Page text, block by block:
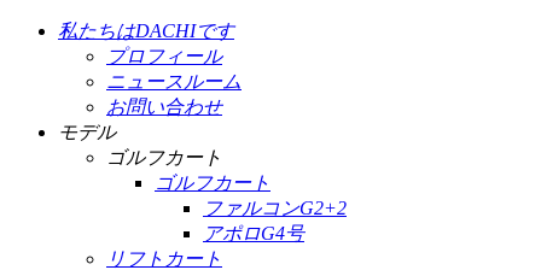
私たちはDACHIです
プロフィール
ニュースルーム
お問い合わせ
モデル
ゴルフカート
ゴルフカート
ファルコンG2+2
アポロG4号
リフトカート